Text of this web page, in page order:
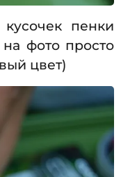
пенки
фото просто
цвет)